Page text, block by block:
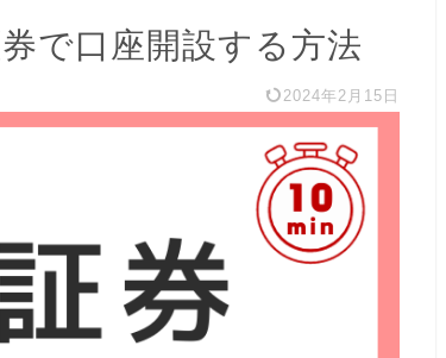
で口座開設する方法
2024年2月15日